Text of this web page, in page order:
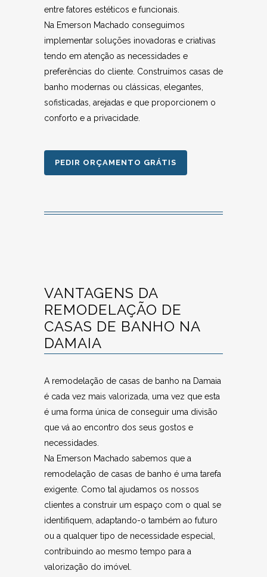
entre fatores estéticos e funcionais.
Na Emerson Machado conseguimos
implementar soluções inovadoras e criativas
tendo em atenção as necessidades e
preferências do cliente. Construímos casas de
banho modernas ou clássicas, elegantes,
sofisticadas, arejadas e que proporcionem o
conforto e a privacidade.
PEDIR ORÇAMENTO GRÁTIS
VANTAGENS DA
REMODELAÇÃO DE
CASAS DE BANHO NA
DAMAIA
A remodelação de casas de banho na Damaia
é cada vez mais valorizada, uma vez que esta
é uma forma única de conseguir uma divisão
que vá ao encontro dos seus gostos e
necessidades.
Na Emerson Machado sabemos que a
remodelação de casas de banho é uma tarefa
exigente. Como tal ajudamos os nossos
clientes a construir um espaço com o qual se
identifiquem, adaptando-o também ao futuro
ou a qualquer tipo de necessidade especial,
contribuindo ao mesmo tempo para a
valorização do imóvel.